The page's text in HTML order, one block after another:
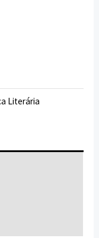
Literária